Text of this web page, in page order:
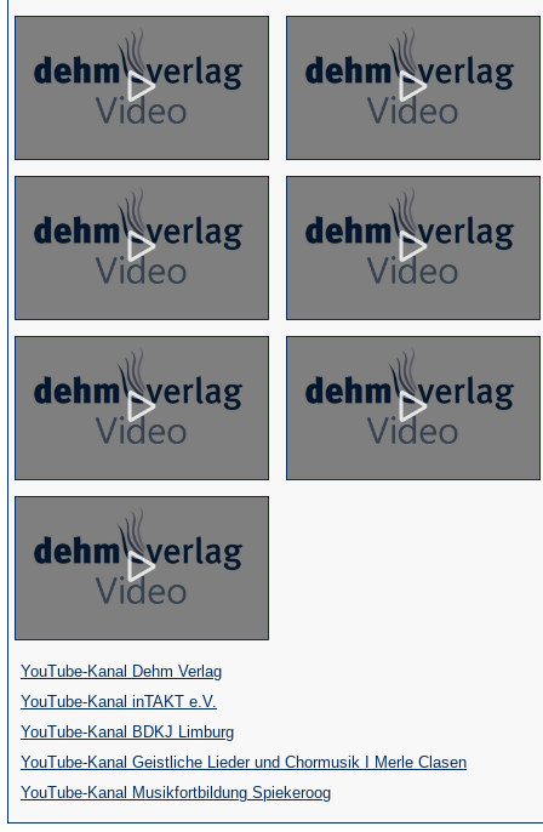
YouTube-Kanal Dehm Verlag(Öffnet
einem
neuen
Tab)
YouTube-Kanal inTAKT e.V.
in
einem
neuen
Tab)
YouTube-Kanal BDKJ Limburg(Öffnet
in
einem
neuen
YouTube-Kanal Geistliche Lieder und Chormusik I Merle Clasen(Öffnet
einem
YouTube-Kanal Musikfortbildung Spiekeroog(Öffnet
in